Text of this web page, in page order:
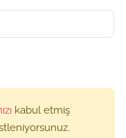
kabul etmiş